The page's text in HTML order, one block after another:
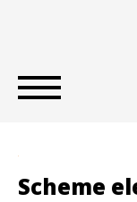
Scheme